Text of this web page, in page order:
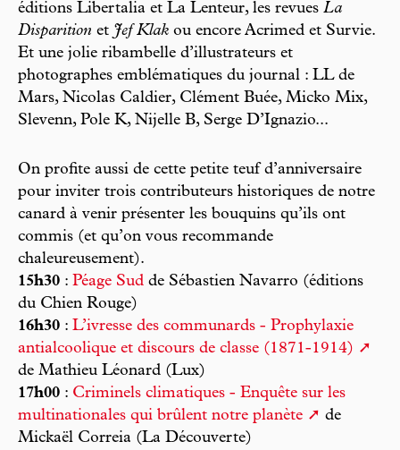
éditions Libertalia et La Lenteur, les revues La
Disparition et Jef Klak ou encore Acrimed et Survie.
Et une jolie ribambelle d’illustrateurs et
photographes emblématiques du journal : LL de
Mars, Nicolas Caldier, Clément Buée, Micko Mix,
Slevenn, Pole K, Nijelle B, Serge D’Ignazio...
On profite aussi de cette petite teuf d’anniversaire
pour inviter trois contributeurs historiques de notre
canard à venir présenter les bouquins qu’ils ont
commis (et qu’on vous recommande
chaleureusement).
15h30 : Péage Sud de Sébastien Navarro (éditions
du Chien Rouge)
16h30 : L’ivresse des communards - Prophylaxie
antialcoolique et discours de classe (1871-1914)
de Mathieu Léonard (Lux)
17h00 : Criminels climatiques - Enquête sur les
multinationales qui brûlent notre planète
de
Mickaël Correia (La Découverte)